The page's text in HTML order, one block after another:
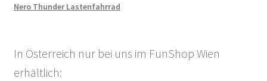
Nero Thunder Lastenfahrrad
In Österreich nur bei uns im FunShop Wien
erhältlich: